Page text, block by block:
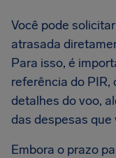
Você pode
atrasada
Para isso, é
referência do PIR,
detalhes do voo,
das despesas
Embora o prazo